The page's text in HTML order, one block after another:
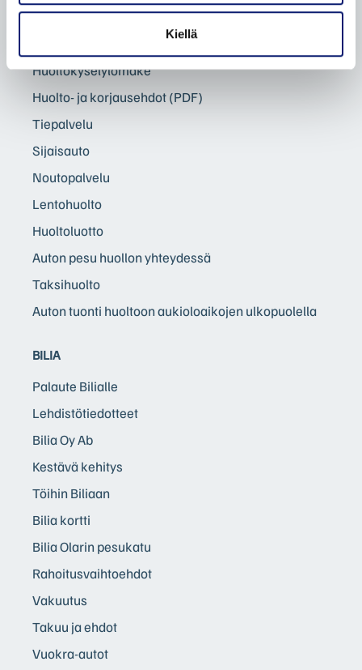
Kiellä
Katsastuspalvelu
Huoltokyselylomake
Huolto- ja korjausehdot (PDF)
Tiepalvelu
Sijaisauto
Noutopalvelu
Lentohuolto
Huoltoluotto
Auton pesu huollon yhteydessä
Taksihuolto
Auton tuonti huoltoon aukioloaikojen ulkopuolella
BILIA
Palaute Bilialle
Lehdistötiedotteet
Bilia Oy Ab
Kestävä kehitys
Töihin Biliaan
Bilia kortti
Bilia Olarin pesukatu
Rahoitusvaihtoehdot
Vakuutus
Takuu ja ehdot
Vuokra-autot